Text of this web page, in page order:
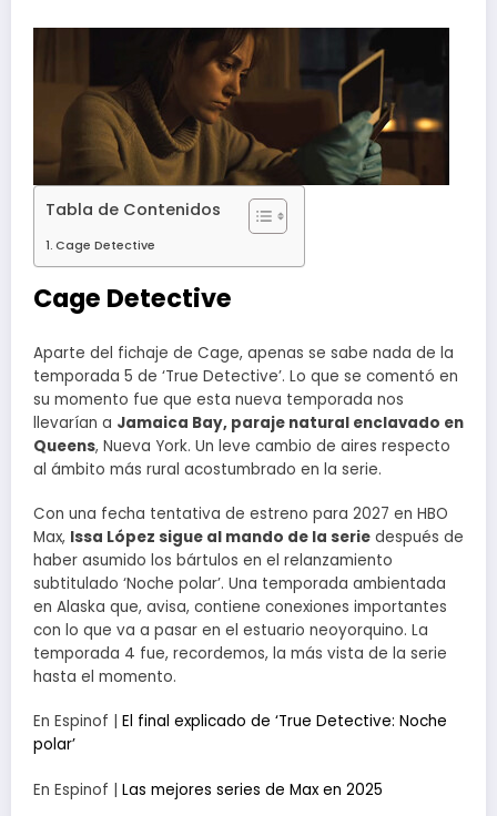
Tabla de Contenidos
Cage Detective
Cage Detective
Aparte del fichaje de Cage, apenas se sabe nada de la
temporada 5 de ‘True Detective’. Lo que se comentó en
su momento fue que esta nueva temporada nos
llevarían a Jamaica Bay, paraje natural enclavado en
Queens, Nueva York. Un leve cambio de aires respecto
al ámbito más rural acostumbrado en la serie.
Con una fecha tentativa de estreno para 2027 en HBO
Max, Issa López sigue al mando de la serie después de
haber asumido los bártulos en el relanzamiento
subtitulado ‘Noche polar’. Una temporada ambientada
en Alaska que, avisa, contiene conexiones importantes
con lo que va a pasar en el estuario neoyorquino. La
temporada 4 fue, recordemos, la más vista de la serie
hasta el momento.
En Espinof | El final explicado de ‘True Detective: Noche
polar’
En Espinof | Las mejores series de Max en 2025